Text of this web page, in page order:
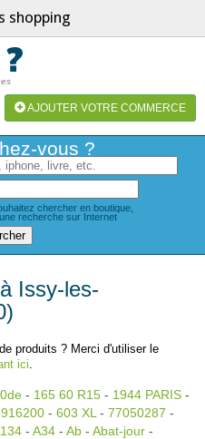
shopping
?
AJOUTER VOTRE COMMERCE
vous ?
chercher en boutique,
recherche sur Internet
Issy-les-
produits ? Merci d'utiliser le
ici.
- 165 60 R15 - 1944 PARIS -
- 603 XL - 77050287 -
- A34 - Ab - Abat-jour -